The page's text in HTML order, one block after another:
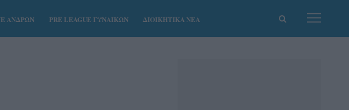
ΑΝΔΡΩΝ PRE LEAGUE ΓΥΝΑΙΚΩΝ ΔΙΟΙΚΗΤΙΚΑ ΝΕΑ